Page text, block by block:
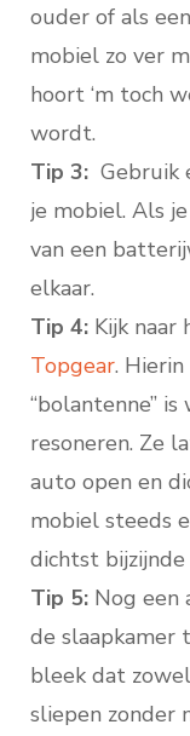
ouder of als
mobiel zo ver
hoort ‘m toch
wordt.
Tip 3: Gebruik
je mobiel. Als
van een
elkaar.
Tip 4: Kijk
Topgear.
“bolantenne” is
resoneren. Ze
auto open en
mobiel steeds
dichtst bijzijnde
Tip 5: Nog een
de slaapkamer
bleek dat
sliepen zonder